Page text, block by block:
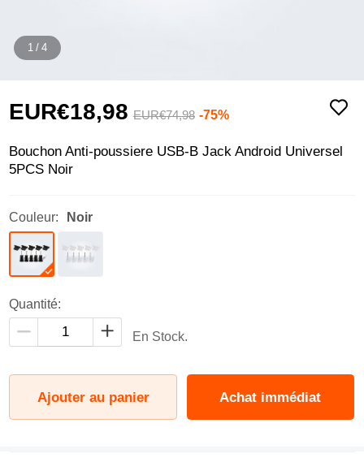
1 / 4
EUR€18,98 EUR€74,98 -75%
Bouchon Anti-poussiere USB-B Jack Android Universel
5PCS Noir
Couleur: Noir
Quantité:
En Stock.
Ajouter au panier Achat immédiat